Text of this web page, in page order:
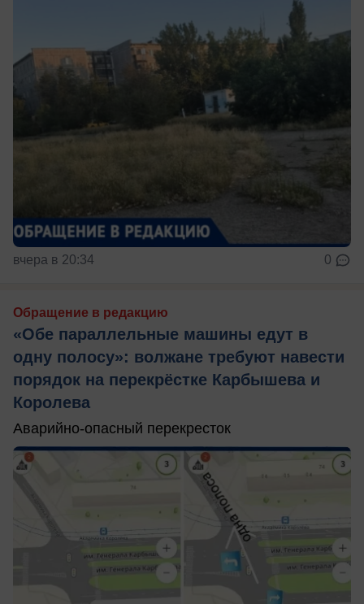
вчера в 20:34 0
Обращение в редакцию
«Обе параллельные машины едут в
одну полосу»: волжане требуют навести
порядок на перекрёстке Карбышева и
Королева
Аварийно-опасный перекресток